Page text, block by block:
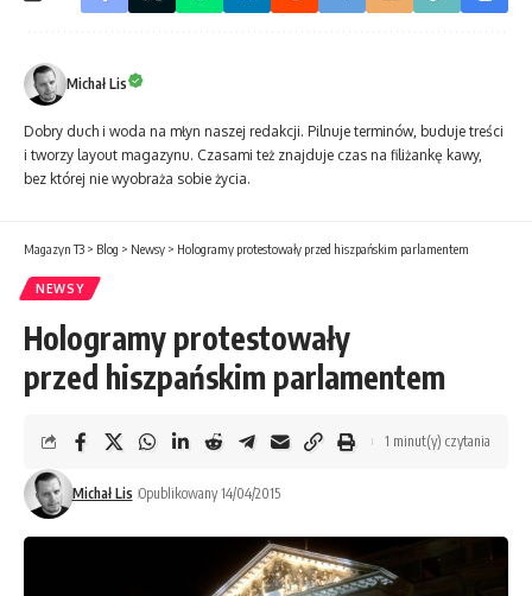
Michał Lis
Dobry duch i woda na młyn naszej redakcji. Pilnuje terminów, buduje treści
i tworzy layout magazynu. Czasami też znajduje czas na filiżankę kawy,
bez której nie wyobraża sobie życia.
Magazyn T3 > Blog > Newsy > Hologramy protestowały przed hiszpańskim parlamentem
NEWSY
Hologramy protestowały
przed hiszpańskim parlamentem
Michał Lis Opublikowany 14/04/2015
1 minut(y) czytania